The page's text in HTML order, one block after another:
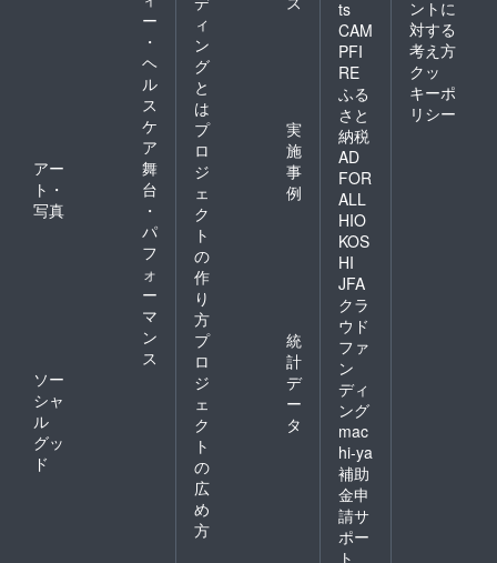
ー
・
ヘ
ル
ス
ケ
ア
アー
ト・
写真
舞
台
・
パ
フ
ォ
ー
マ
ン
ス
ソー
シャ
ル
グッ
ド
ィ
ン
グ
と
は
プ
ロ
ジ
ェ
ク
ト
の
作
り
方
実
施
事
例
プ
ロ
ジ
ェ
ク
ト
の
広
め
方
統
計
デ
ー
タ
ts
CAM
PFI
RE
ふる
さと
納税
AD
FOR
ALL
HIO
KOS
HI
JFA
クラ
ウド
ファ
ン
ディ
ング
mac
hi-ya
補助
金申
請サ
ポー
ト
ントに
対する
考え方
クッ
キーポ
リシー